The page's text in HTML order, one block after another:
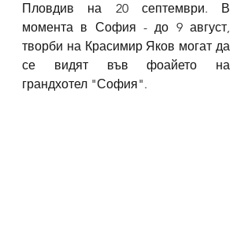
Пловдив на 20 септември. В
момента в София - до 9 август,
творби на Красимир Яков могат да
се видят във фоайето на
грандхотел "София".